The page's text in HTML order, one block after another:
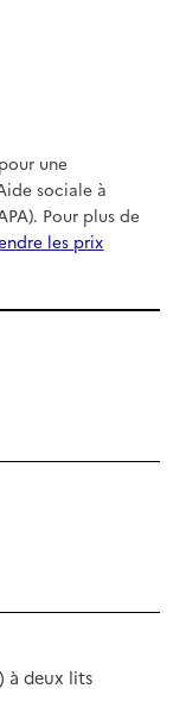
une
sociale à
Pour plus de
les prix
à deux lits